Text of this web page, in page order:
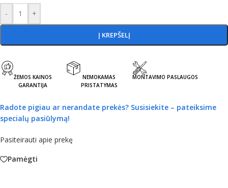
- +
Į KREPŠELĮ
ŽEMOS KAINOS
GARANTIJA
NEMOKAMAS
PRISTATYMAS
MONTAVIMO PASLAUGOS
Radote pigiau ar nerandate prekės? Susisiekite – pateiksime
specialų pasiūlymą!
Pasiteirauti apie prekę
Pamėgti